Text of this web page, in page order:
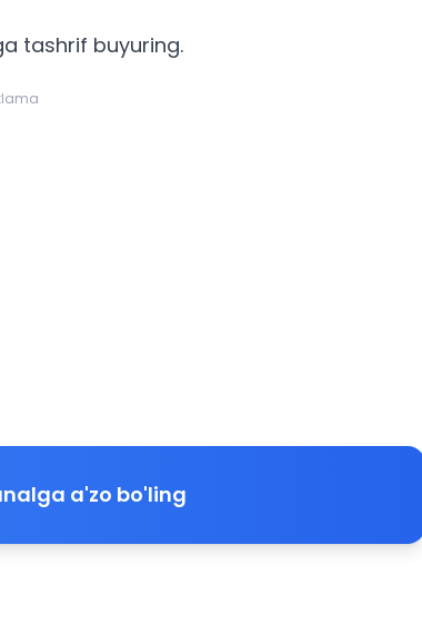
tashrif buyuring.
a'zo bo'ling